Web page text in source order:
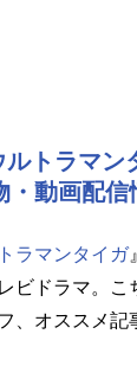
声優記
ルトラマン
・動画配
ラマンタイガ
ビドラマ。こ
、オススメ記